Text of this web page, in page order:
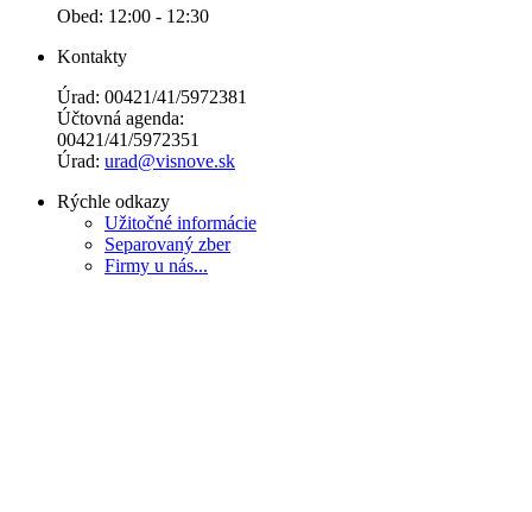
Obed: 12:00 - 12:30
Kontakty
Úrad: 00421/41/5972381
Účtovná agenda:
00421/41/5972351
Úrad: urad@visnove.sk
Rýchle odkazy
Užitočné informácie
Separovaný zber
Firmy u nás...